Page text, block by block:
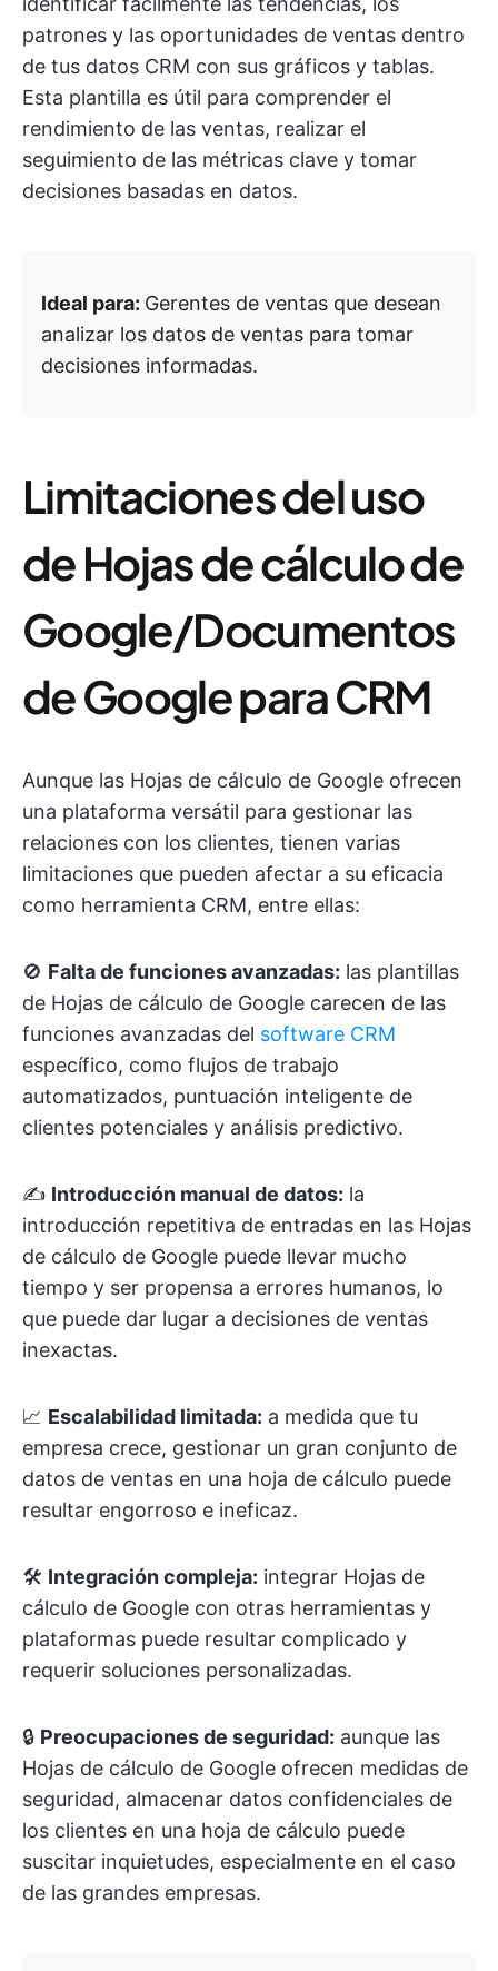
patrones y las oportunidades de ventas dentro
de tus datos CRM con sus gráficos y tablas.
Esta plantilla es útil para comprender el
rendimiento de las ventas, realizar el
seguimiento de las métricas clave y tomar
decisiones basadas en datos.
Ideal para: Gerentes de ventas que desean
analizar los datos de ventas para tomar
decisiones informadas.
Limitaciones del uso
de Hojas de cálculo de
Google/Documentos
de Google para CRM
Aunque las Hojas de cálculo de Google ofrecen
una plataforma versátil para gestionar las
relaciones con los clientes, tienen varias
limitaciones que pueden afectar a su eficacia
como herramienta CRM, entre ellas:
🚫 Falta de funciones avanzadas: las plantillas
de Hojas de cálculo de Google carecen de las
funciones avanzadas del software CRM
específico, como flujos de trabajo
automatizados, puntuación inteligente de
clientes potenciales y análisis predictivo.
✍️ Introducción manual de datos: la
introducción repetitiva de entradas en las Hojas
de cálculo de Google puede llevar mucho
tiempo y ser propensa a errores humanos, lo
que puede dar lugar a decisiones de ventas
inexactas.
📈 Escalabilidad limitada: a medida que tu
empresa crece, gestionar un gran conjunto de
datos de ventas en una hoja de cálculo puede
resultar engorroso e ineficaz.
🛠️ Integración compleja: integrar Hojas de
cálculo de Google con otras herramientas y
plataformas puede resultar complicado y
requerir soluciones personalizadas.
🔒 Preocupaciones de seguridad: aunque las
Hojas de cálculo de Google ofrecen medidas de
seguridad, almacenar datos confidenciales de
los clientes en una hoja de cálculo puede
suscitar inquietudes, especialmente en el caso
de las grandes empresas.